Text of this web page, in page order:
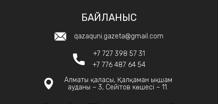
БАЙЛАНЫС
qazaquni.gazeta@gmail.com
+7 727 398 57 31
+7 776 487 64 54
Алматы қаласы, Қалқаман ықшам
ауданы – 3, Сейітов көшесі – 11.